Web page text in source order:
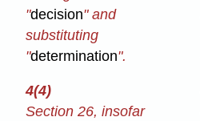
"decision" and
substituting
"determination".
4(4)
Section 26, insofar